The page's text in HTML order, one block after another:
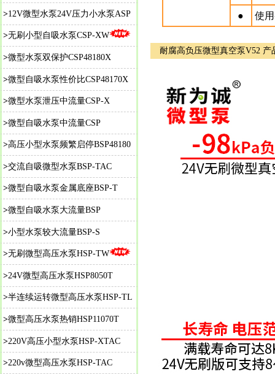
● 使
耐腐高负压微型真空泵V52 产
>12V微型水泵24V压力小水泵ASP
>无刷小型自吸水泵CSP-XW
>微型水泵双保护CSP48180X
>微型自吸水泵性价比CSP48170X
>微型水泵泄压中流量CSP-X
>微型自吸水泵中流量CSP
>高压小型水泵频繁启停BSP48180
>交流自吸微型水泵BSP-TAC
>微型自吸水泵金属底座BSP-T
>微型自吸水泵大流量BSP
>小型水泵较大流量BSP-S
>无刷微型高压水泵HSP-TW
>24V微型高压水泵HSP8050T
>半连续运转微型高压水泵HSP-TL
>微型高压水泵热销HSP11070T
>220V高压小型水泵HSP-XTAC
>220v微型高压水泵HSP-TAC